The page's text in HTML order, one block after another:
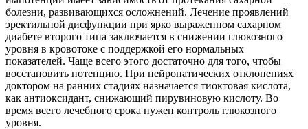
болезни, развивающихся осложнений. Лечение проявлений
эректильной дисфункции при ярко выраженном сахарном
диабете второго типа заключается в снижении глюкозного
уровня в кровотоке с поддержкой его нормальных
показателей. Чаще всего этого достаточно для того, чтобы
восстановить потенцию. При нейропатических отклонениях
доктором на ранних стадиях назначается тиоктовая кислота,
как антиоксидант, снижающий пирувиновую кислоту. Во
время всего лечебного срока нужен контроль глюкозного
уровня.